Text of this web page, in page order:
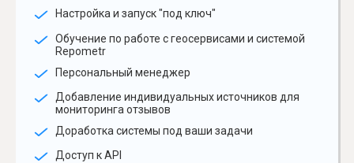
Настройка и запуск "под ключ"
Обучение по работе с геосервисами и системой
Repometr
Персональный менеджер
Добавление индивидуальных источников для
мониторинга отзывов
Доработка системы под ваши задачи
Доступ к API